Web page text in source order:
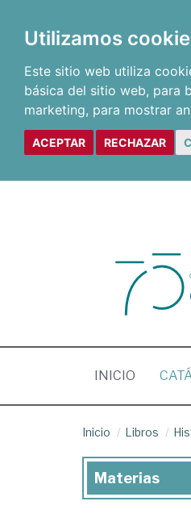
Utilizamos
Este sitio web utiliza
básica del sitio web, para
marketing, para mostrar
ACEPTAR RECHAZAR
INICIO
Inicio Libros
Materias